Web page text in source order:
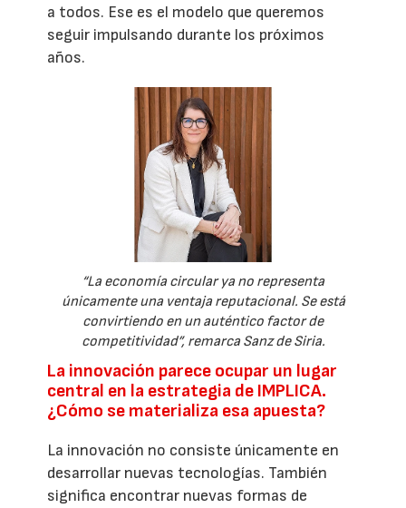
a todos. Ese es el modelo que queremos
seguir impulsando durante los próximos
años.
“La economía circular ya no representa
únicamente una ventaja reputacional. Se está
convirtiendo en un auténtico factor de
competitividad”, remarca Sanz de Siria.
La innovación parece ocupar un lugar
central en la estrategia de IMPLICA.
¿Cómo se materializa esa apuesta?
La innovación no consiste únicamente en
desarrollar nuevas tecnologías. También
significa encontrar nuevas formas de